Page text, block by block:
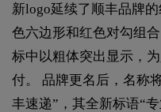
新logo延续了顺丰品牌
色六边形和红色对勾组
标中以粗体突出显示，
付。 品牌更名后，名称
丰速递”，其全新标语“